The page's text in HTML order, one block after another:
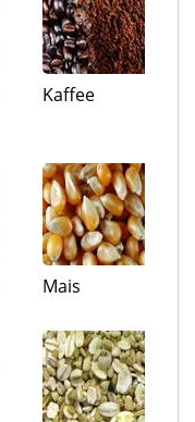
Kaffee
Mais